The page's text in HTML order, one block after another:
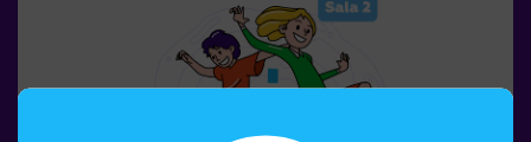
Up t'ofereix una experiència única que combina activitat
física i tecnologia, on la col·laboració és clau. 🏆I el
millor de tot? Som els primers a portar aquesta
experiència innovadora a Espanya. 🙌 Sent l'adrenalina i